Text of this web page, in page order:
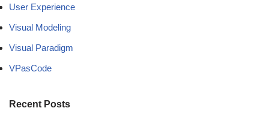
User Experience
Visual Modeling
Visual Paradigm
VPasCode
Recent Posts